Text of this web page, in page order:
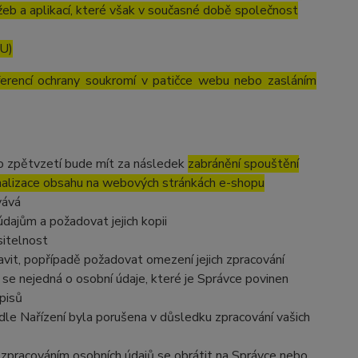
a aplikací, které však v současné době společnost
ochrany soukromí v patičce webu nebo zasláním
zpětvzetí bude mít za následek zabránění spouštění
obsahu na webových stránkách e-shopu
a požadovat jejich kopii
popřípadě požadovat omezení jejich zpracování
nejedná o osobní údaje, které je Správce povinen
Nařízení byla porušena v důsledku zpracování vašich